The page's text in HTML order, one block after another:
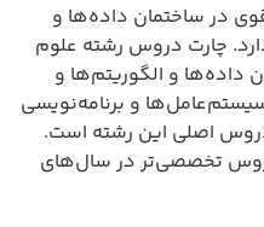
در ساختمان داده‌ها و
چارت دروس رشته علوم
داده‌ها و الگوریتم‌ها و
و برنامه‌نویسی
دروس اصلی این رشته است.
تخصصی‌تر در سال‌های